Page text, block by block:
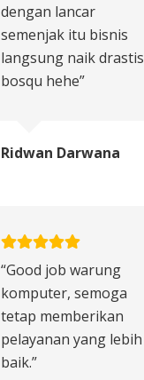
dengan lancar
semenjak itu bisnis
langsung naik drastis
bosqu hehe”
Ridwan Darwana
“Good job warung
komputer, semoga
tetap memberikan
pelayanan yang lebih
baik.”